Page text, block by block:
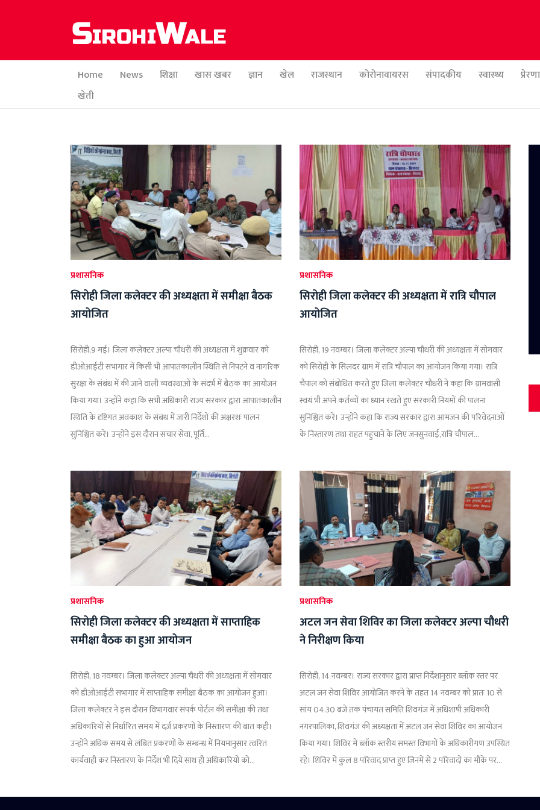
Home News शिक्षा खास खबर ज्ञान खेल राजस्थान कोरोनावायरस संपादकीय स्वास्थ्य
खेती
प्रशासनिक
सिरोही जिला कलेक्टर की अध्यक्षता में समीक्षा बैठक
आयोजित
सिरोही,9 मई। जिला कलेक्टर अल्पा चौधरी की अध्यक्षता में शुक्रवार को
डीओआईटी सभागार में किसी भी आपातकालीन स्थिति से निपटने व नागरिक
सुरक्षा के संबंध में की जाने वाली व्यवस्थाओं के संदर्भ में बैठक का आयोजन
किया गया। उन्होंने कहा कि सभी अधिकारी राज्य सरकार द्वारा आपातकालीन
स्थिति के दृष्टिगत अवकाश के संबंध में जारी निर्देशों की अक्षरशः पालन
सुनिश्चित करें। उन्होंने इस दौरान संचार सेवा, पूर्ति...
प्रशासनिक
सिरोही जिला कलेक्टर की अध्यक्षता में रात्रि चौपाल
आयोजित
सिरोही, 19 नवम्बर। जिला कलेक्टर अल्पा चौधरी की अध्यक्षता में सोमवार
को सिरोही के सिलदर ग्राम में रात्रि चौपाल का आयोजन किया गया। रात्रि
चैपाल को संबोधित करते हुए जिला कलेक्टर चौधरी ने कहा कि ग्रामवासी
स्वयं भी अपने कर्तव्यों का ध्यान रखते हुए सरकारी नियमों की पालना
सुनिश्चित करें। उन्होंने कहा कि राज्य सरकार द्वारा आमजन की परिवेदनाओं
के निस्तारण तथा राहत पहुंचाने के लिए जनसुनवाई,रात्रि चौपाल...
प्रशासनिक
सिरोही जिला कलेक्टर की अध्यक्षता में साप्ताहिक
समीक्षा बैठक का हुआ आयोजन
सिरोही, 18 नवम्बर। जिला कलेक्टर अल्पा चैधरी की अध्यक्षता में सोमवार
को डीओआईटी सभागार में साप्ताहिक समीक्षा बैठक का आयोजन हुआ।
जिला कलेक्टर ने इस दौरान विभागवार संपर्क पोर्टल की समीक्षा की तथा
अधिकारियों से निर्धारित समय में दर्ज प्रकरणों के निस्तारण की बात कही।
उन्होंने अधिक समय से लंबित प्रकरणों के सम्बन्ध में नियमानुसार त्वरित
कार्यवाही कर निस्तारण के निर्देश भी दिये साथ ही अधिकारियों को...
प्रशासनिक
अटल जन सेवा शिविर का जिला कलेक्टर अल्पा चौधरी
ने निरीक्षण किया
सिरोही, 14 नवम्बर। राज्य सरकार द्वारा प्राप्त निर्देशानुसार ब्लॉक स्तर पर
अटल जन सेवा शिविर आयोजित करने के तहत 14 नवम्बर को प्रातः 10 से
सांय 04.30 बजे तक पंचायत समिति शिवगंज में अधिशाषी अधिकारी
नगरपालिका, शिवगंज की अध्यक्षता में अटल जन सेवा शिविर का आयोजन
किया गया। शिविर में ब्लॉक स्तरीय समस्त विभागों के अधिकारीगण उपस्थित
रहे। शिविर में कुल 8 परिवाद प्राप्त हुए जिनमें से 2 परिवादों का मौके पर...